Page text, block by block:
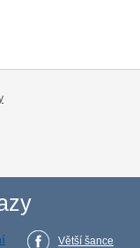
Větší šance